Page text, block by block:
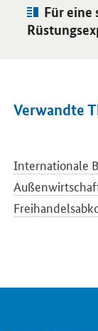
Artikel:
Für eine
Verwandte
Internationale